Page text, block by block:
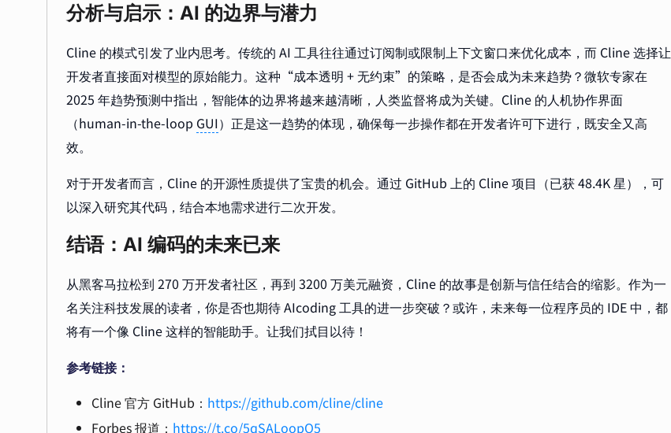
分析与启示：AI 的边界与潜力
Cline 的模式引发了业内思考。传统的 AI 工具往往通过订阅制或限制上下文窗口来优化成本，而 Cline 选择让
开发者直接面对模型的原始能力。这种“成本透明 + 无约束”的策略，是否会成为未来趋势？微软专家在
2025 年趋势预测中指出，智能体的边界将越来越清晰，人类监督将成为关键。Cline 的人机协作界面
（human-in-the-loop GUI）正是这一趋势的体现，确保每一步操作都在开发者许可下进行，既安全又高
效。
对于开发者而言，Cline 的开源性质提供了宝贵的机会。通过 GitHub 上的 Cline 项目（已获 48.4K 星），可
以深入研究其代码，结合本地需求进行二次开发。
结语：AI 编码的未来已来
从黑客马拉松到 270 万开发者社区，再到 3200 万美元融资，Cline 的故事是创新与信任结合的缩影。作为一
名关注科技发展的读者，你是否也期待 AIcoding 工具的进一步突破？或许，未来每一位程序员的 IDE 中，都
将有一个像 Cline 这样的智能助手。让我们拭目以待！
参考链接：
Cline 官方 GitHub： https://github.com/cline/cline
Forbes 报道： https://t.co/5qSALoopQ5